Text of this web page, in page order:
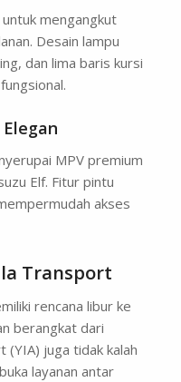
mengangkut
Desain lampu
dan lima baris kursi
MPV premium
Elf. Fitur pintu
akses
Transport
rencana libur ke
berangkat dari
juga tidak kalah
layanan antar